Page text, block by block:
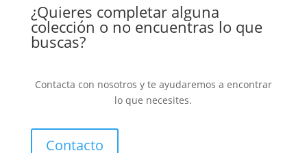
¿Quieres completar alguna
colección o no encuentras lo que
buscas?
Contacta con nosotros y te ayudaremos a encontrar
lo que necesites.
Contacto